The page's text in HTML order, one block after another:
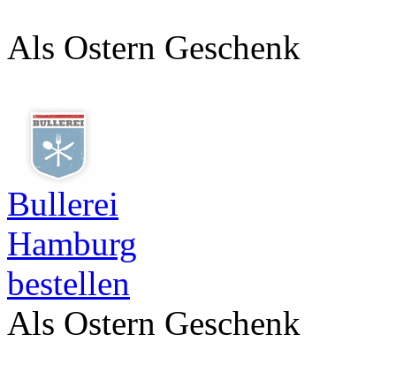
Als Ostern Geschenk
Bullerei
Hamburg
bestellen
Als Ostern Geschenk